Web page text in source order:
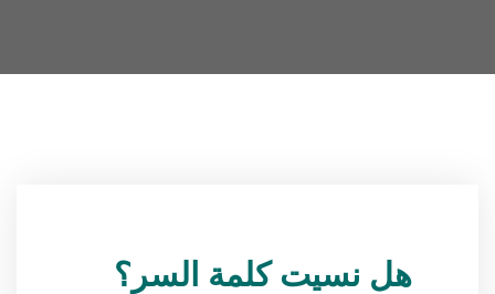
هل نسيت كلمة السر؟